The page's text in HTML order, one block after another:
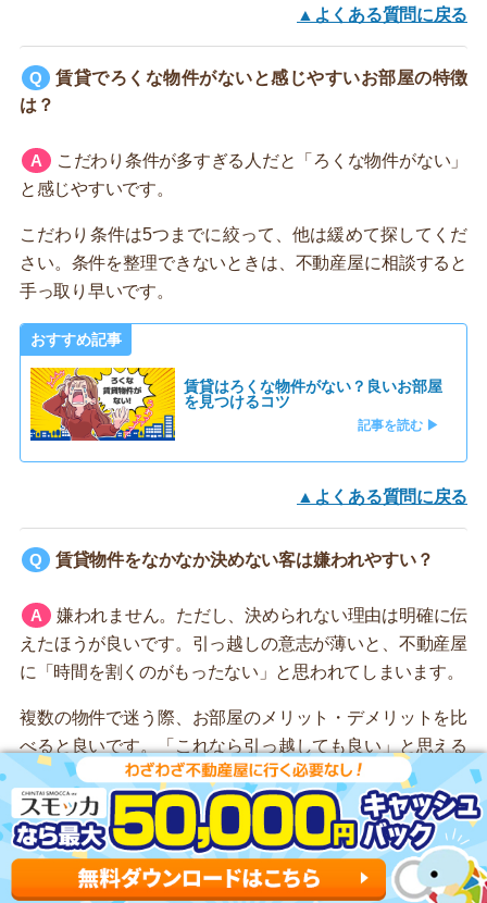
▲よくある質問に戻る
賃貸でろくな物件がないと感じやすいお部屋の特徴
は？
こだわり条件が多すぎる人だと「ろくな物件がない」
と感じやすいです。
こだわり条件は5つまでに絞って、他は緩めて探してくだ
さい。条件を整理できないときは、不動産屋に相談すると
手っ取り早いです。
おすすめ記事
賃貸はろくな物件がない？良いお部屋
を見つけるコツ
記事を読む ▶
▲よくある質問に戻る
賃貸物件をなかなか決めない客は嫌われやすい？
嫌われません。ただし、決められない理由は明確に伝
えたほうが良いです。引っ越しの意志が薄いと、不動産屋
に「時間を割くのがもったない」と思われてしまいます。
複数の物件で迷う際、お部屋のメリット・デメリットを比
べると良いです。「これなら引っ越しても良い」と思える
物件を見つけられます。
おすすめ記事
不動産屋に好かれる客と嫌われる客の
特徴を公開！